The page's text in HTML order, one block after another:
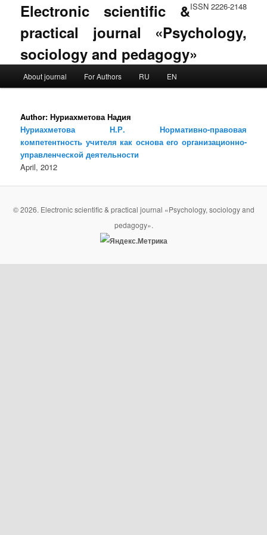
ISSN 2226-2148
Electronic scientific &
practical journal «Psychology,
sociology and pedagogy»
Skip to primary content
Skip to secondary content
About journal For Authors RU EN
Author: Нуриахметова Надия
Нуриахметова Н.Р. Нормативно-правовая
компетентность учителя как основа его организационно-
управленческой деятельности
April, 2012
© 2026. Electronic scientific & practical journal «Psychology, sociology and
pedagogy».